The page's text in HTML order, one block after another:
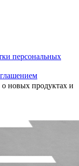
персональных
новых продуктах и